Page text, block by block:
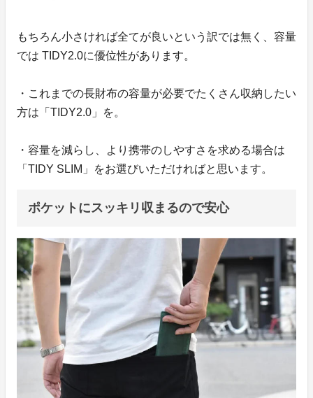
もちろん小さければ全てが良いという訳では無く、容量
では TIDY2.0に優位性があります。
・これまでの長財布の容量が必要でたくさん収納したい
方は「TIDY2.0」を。
・容量を減らし、より携帯のしやすさを求める場合は
「TIDY SLIM」をお選びいただければと思います。
ポケットにスッキリ収まるので安心